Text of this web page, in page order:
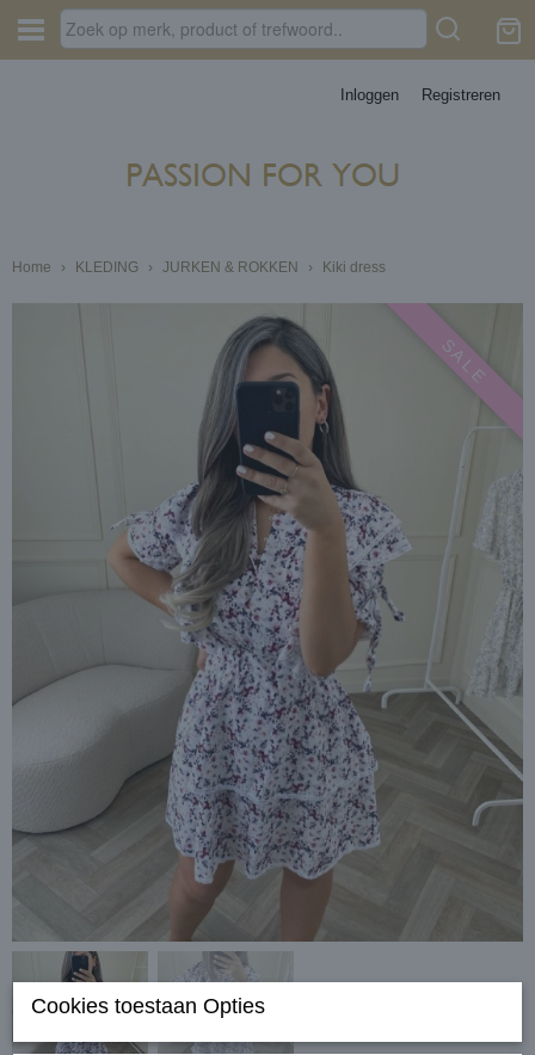
Inloggen Registreren
Home › KLEDING › JURKEN & ROKKEN › Kiki dress
S A L E
Cookies toestaan Opties